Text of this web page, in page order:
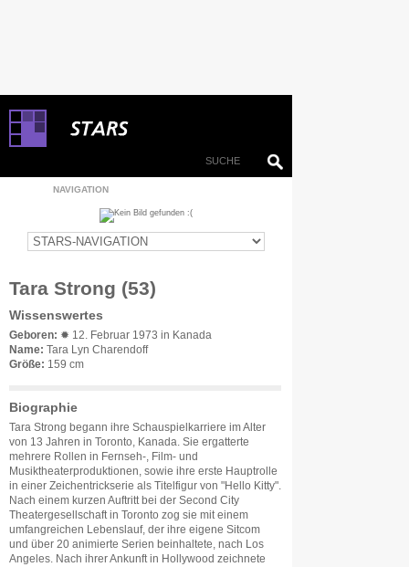
NAVIGATION
Tara Strong (53)
Wissenswertes
Geboren: ✹ 12. Februar 1973 in Kanada
Name: Tara Lyn Charendoff
Größe: 159 cm
Biographie
Tara Strong begann ihre Schauspielkarriere im Alter
von 13 Jahren in Toronto, Kanada. Sie ergatterte
mehrere Rollen in Fernseh-, Film- und
Musiktheaterproduktionen, sowie ihre erste Hauptrolle
in einer Zeichentrickserie als Titelfigur von "Hello Kitty".
Nach einem kurzen Auftritt bei der Second City
Theatergesellschaft in Toronto zog sie mit einem
umfangreichen Lebenslauf, der ihre eigene Sitcom
und über 20 animierte Serien beinhaltete, nach Los
Angeles. Nach ihrer Ankunft in Hollywood zeichnete